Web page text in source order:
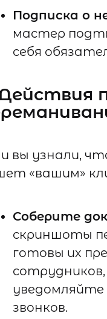
Подписка о
мастер
себя
вы узнали,
«вашим»
Соберите
скриншоты
готовы их
сотрудников,
уведомляйте
звонков.